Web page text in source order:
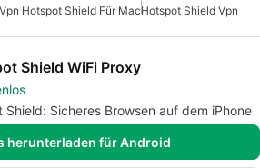
Vpn Hotspot Shield Für MacHotspot Shield Vpn
Shield WiFi Proxy
Shield: Sicheres Browsen auf dem iPhone
herunterladen für Android